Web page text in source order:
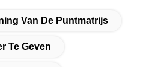
Van De Puntmatrijs
Te Geven